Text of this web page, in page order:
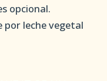
opcional.
por leche vegetal